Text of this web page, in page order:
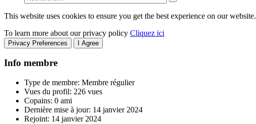
This website uses cookies to ensure you get the best experience on our website.
To learn more about our privacy policy Cliquez ici
Privacy Preferences I Agree
Info membre
Type de membre: Membre régulier
Vues du profil: 226 vues
Copains: 0 ami
Dernière mise à jour: 14 janvier 2024
Rejoint: 14 janvier 2024